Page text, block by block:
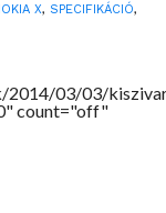
X, SPECIFIKÁCIÓ,
2014/03/03/
count="off"